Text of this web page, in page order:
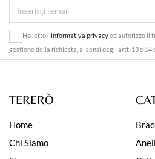
Ho letto l'informativa privacyed autorizzo il
gestione della richiesta, ai sensi degli artt. 13 e 14
TERERÒ
Home
Chi Siamo